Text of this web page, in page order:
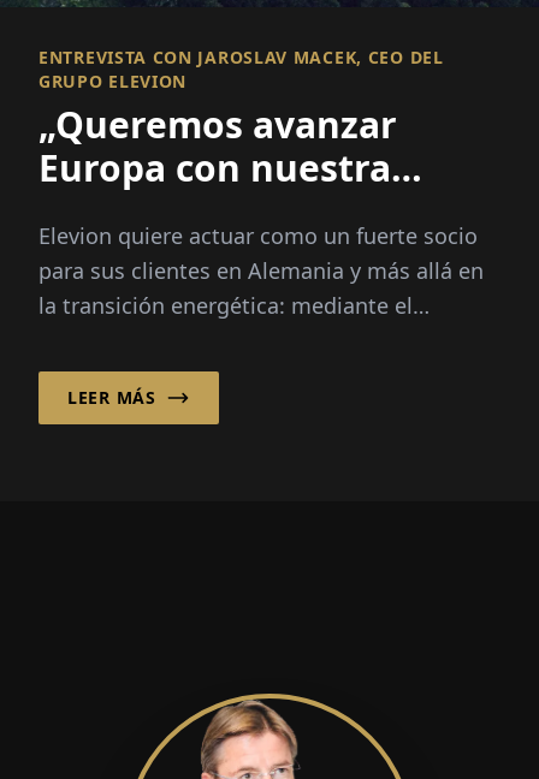
ENTREVISTA CON JAROSLAV MACEK, CEO DEL
GRUPO ELEVION
„Queremos avanzar
Europa con nuestra
Elevion quiere actuar como un fuerte socio
para sus clientes en Alemania y más allá en
la transición energética: mediante el
LEER MÁS